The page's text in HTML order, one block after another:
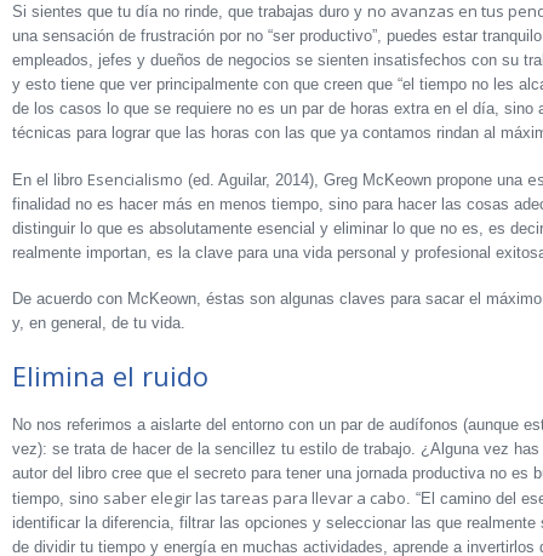
Si sientes que tu día no rinde, que trabajas duro y no avanzas en tus
una sensación de frustración por no “ser productivo”, puedes estar
empleados, jefes y dueños de negocios se sienten insatisfechos con su
y esto tiene que ver principalmente con que creen que “el tiempo no les
de los casos lo que se requiere no es un par de horas extra en el día, sino
técnicas para lograr que las horas con las que ya contamos rindan al
En el libro Esencialismo (ed. Aguilar, 2014), Greg McKeown propone una
finalidad no es hacer más en menos tiempo, sino para hacer las cosas
distinguir lo que es absolutamente esencial y eliminar lo que no es, es
realmente importan, es la clave para una vida personal y profesional
De acuerdo con McKeown, éstas son algunas claves para sacar el
y, en general, de tu vida.
Elimina el ruido
No nos referimos a aislarte del entorno con un par de audífonos (aunque
vez): se trata de hacer de la sencillez tu estilo de trabajo. ¿Alguna vez
autor del libro cree que el secreto para tener una jornada productiva no es
tiempo, sino saber elegir las tareas para llevar a cabo. “El camino del
identificar la diferencia, filtrar las opciones y seleccionar las que realmente
de dividir tu tiempo y energía en muchas actividades, aprende a invertirlos